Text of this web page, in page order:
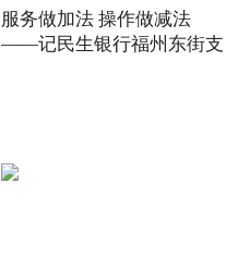
服务做加法 操作做减法
——记民生银行福州东街支